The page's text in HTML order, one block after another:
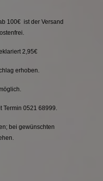
100€ ist der Versand
2,95€
erhoben.
Termin 0521 68999.
bei gewünschten